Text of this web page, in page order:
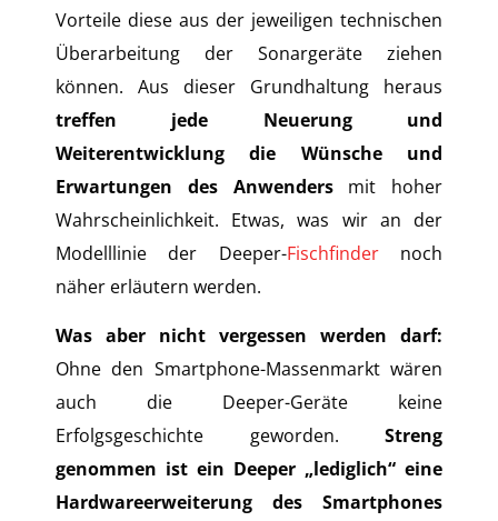
Vorteile diese aus der jeweiligen technischen
Überarbeitung der Sonargeräte ziehen
können. Aus dieser Grundhaltung heraus
treffen jede Neuerung und
Weiterentwicklung die Wünsche und
Erwartungen des Anwendersmit hoher
Wahrscheinlichkeit. Etwas, was wir an der
Modelllinie der Deeper-Fischfindernoch
näher erläutern werden.
Was aber nicht vergessen werden darf:
Ohne den Smartphone-Massenmarkt wären
auch die Deeper-Geräte keine
Erfolgsgeschichte geworden. Streng
genommen ist ein Deeper „lediglich“ eine
Hardwareerweiterung des Smartphones